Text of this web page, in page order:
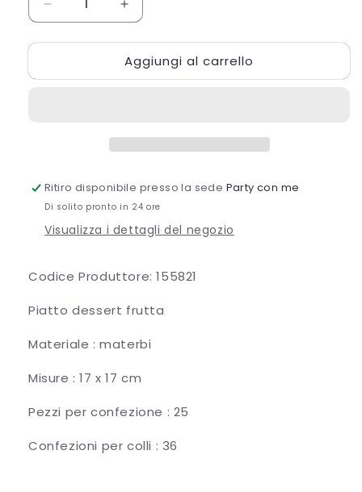
Diminuisci
quantità
per
MATER
Aumenta
quantità
per
PIATTO
MATER
Aggiungi al carrello
Ritiro disponibile presso la sede Party con me
Di solito pronto in 24 ore
Visualizza i dettagli del negozio
Codice Produttore: 155821
Piatto dessert frutta
Materiale : materbi
Misure : 17 x 17 cm
Pezzi per confezione : 25
Confezioni per colli : 36